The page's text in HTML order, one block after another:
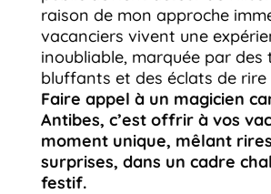
raison de mon approche
vacanciers vivent une
inoubliable, marquée par des
bluffants et des éclats de
Faire appel à un magicien
Antibes, c’est offrir à vos
moment unique, mêlant
surprises, dans un cadre
festif.